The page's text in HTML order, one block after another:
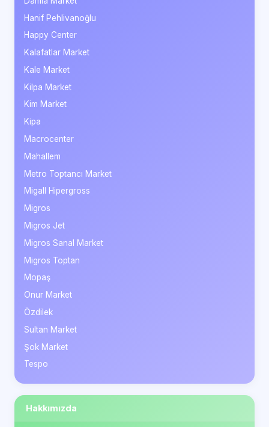
Hanif Pehlivanoğlu
Happy Center
Kalafatlar Market
Kale Market
Kilpa Market
Kim Market
Kipa
Macrocenter
Mahallem
Metro Toptancı Market
Migall Hipergross
Migros
Migros Jet
Migros Sanal Market
Migros Toptan
Mopaş
Onur Market
Özdilek
Sultan Market
Şok Market
Tespo
Hakkımızda